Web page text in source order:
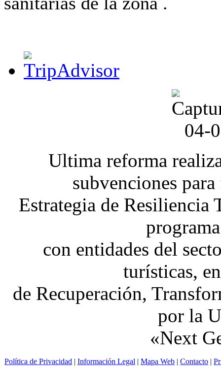
Ultima reforma
subvenciones
Estrategia de Resiliencia
con entidades del
turísticas,
de Recuperación,
por la
«Next
Política de Privacidad | Información Legal | Mapa Web | Contacto |